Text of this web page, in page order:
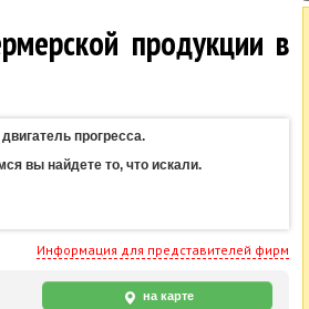
продукции в
прогресса.
вы найдете то, что искали.
Информация для представителей фирм
на карте